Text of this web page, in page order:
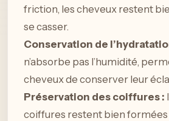
friction, les cheveux restent
se casser.
Conservation de
n’absorbe pas l’humidité,
cheveux de conserver leur
Préservation des coiffures :
coiffures restent bien formées